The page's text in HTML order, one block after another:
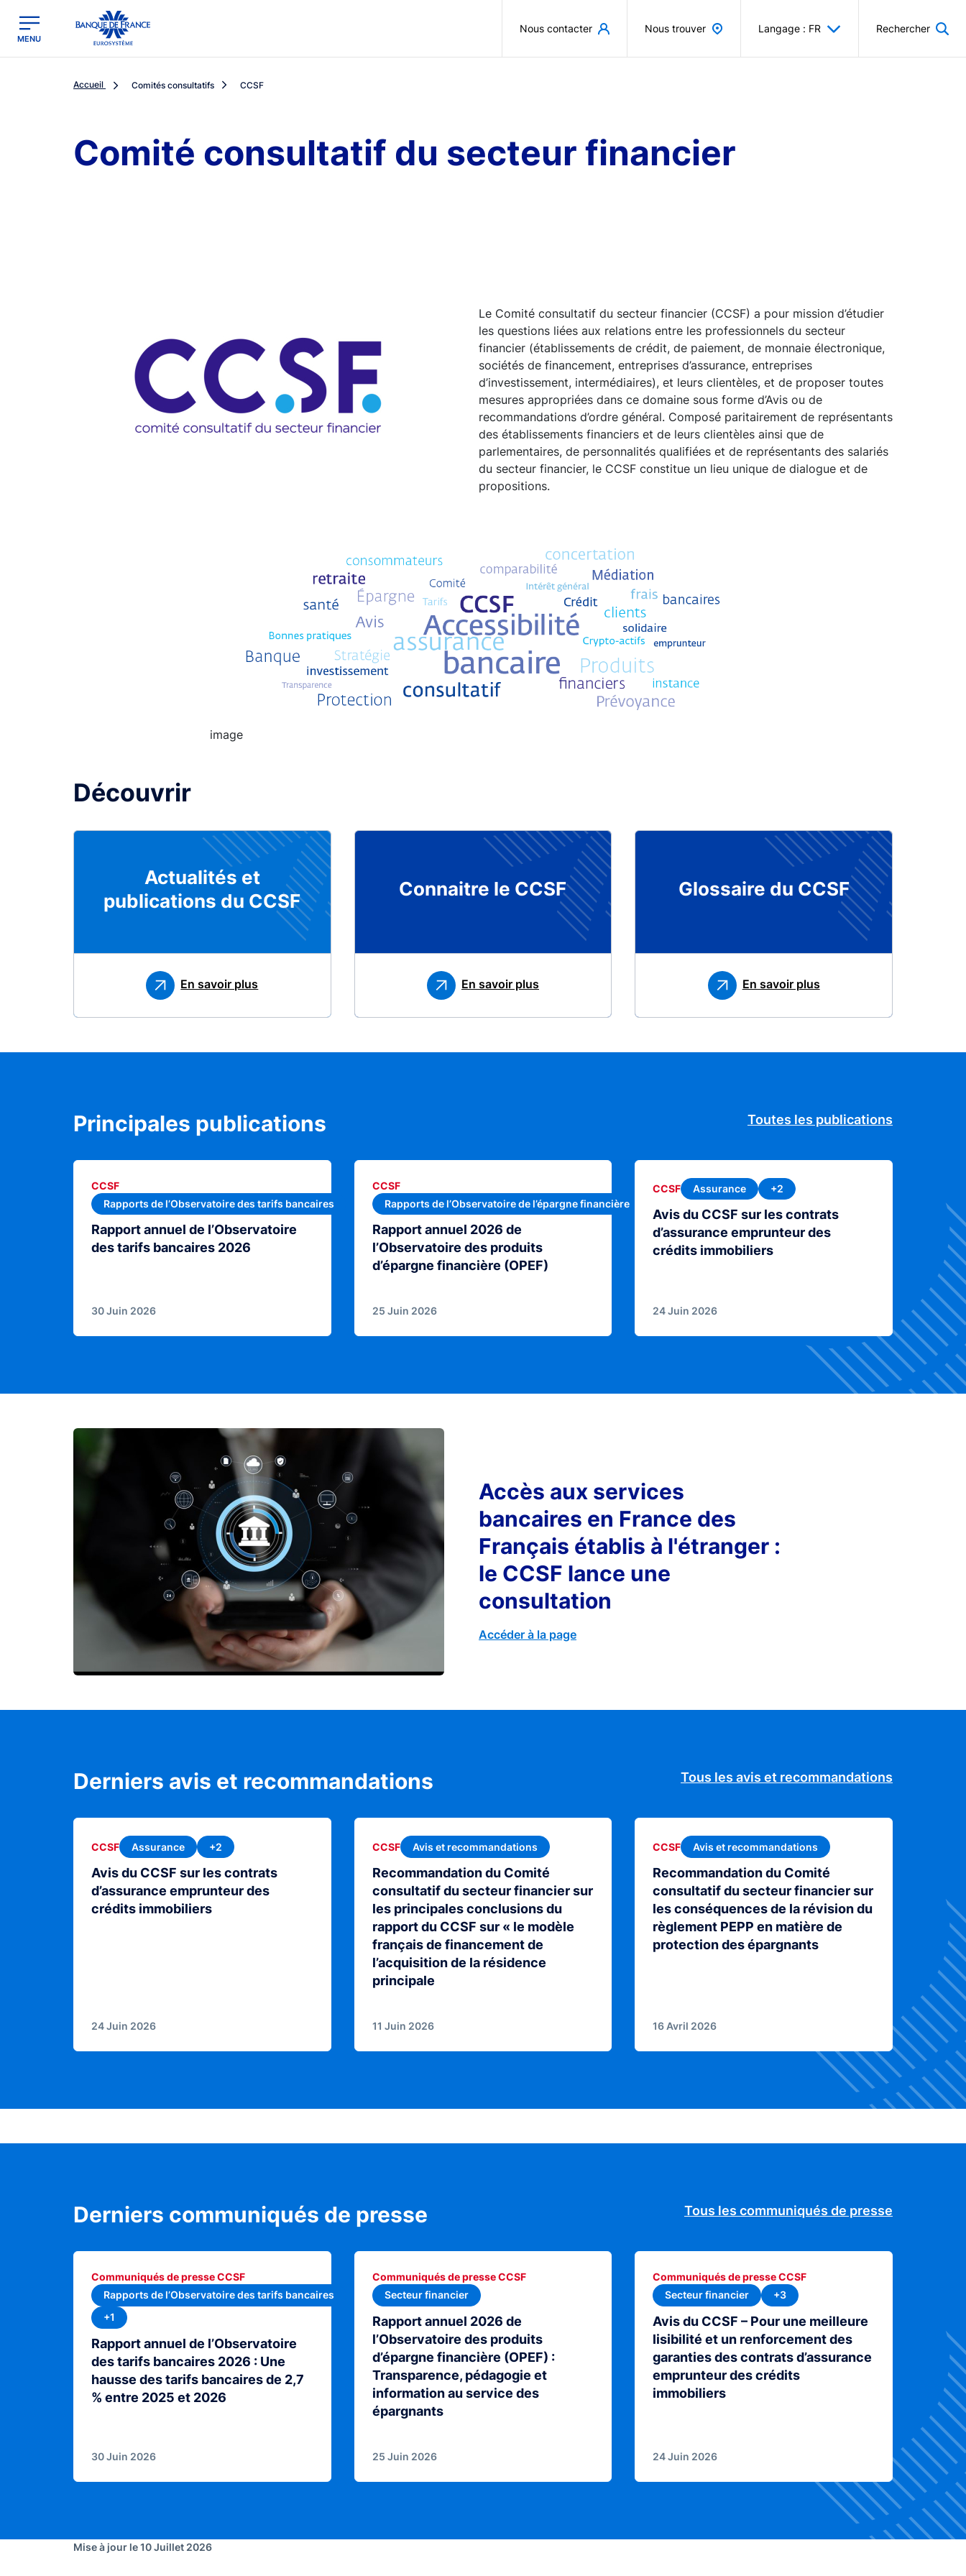
Banque de France - Menu Principal
MENU
Nous contacter Nous trouver Langage : FR Rechercher
Accueil Comités consultatifs CCSF
Comité consultatif du secteur financier
Le Comité consultatif du secteur financier (CCSF) a pour mission d’étudier
les questions liées aux relations entre les professionnels du secteur
financier (établissements de crédit, de paiement, de monnaie électronique,
sociétés de financement, entreprises d’assurance, entreprises
d’investissement, intermédiaires), et leurs clientèles, et de proposer toutes
mesures appropriées dans ce domaine sous forme d’Avis ou de
recommandations d’ordre général. Composé paritairement de représentants
des établissements financiers et de leurs clientèles ainsi que de
parlementaires, de personnalités qualifiées et de représentants des salariés
du secteur financier, le CCSF constitue un lieu unique de dialogue et de
propositions.
image
Découvrir
Actualités et
publications du CCSF
En savoir plus
Connaitre le CCSF
En savoir plus
Glossaire du CCSF
En savoir plus
Principales publications Toutes les publications
Rapport annuel de l’Observatoire
des tarifs bancaires 2026
CCSF
Rapports de l’Observatoire des tarifs bancaires
30 Juin 2026
Rapport annuel 2026 de
l’Observatoire des produits
d’épargne financière (OPEF)
CCSF
Rapports de l’Observatoire de l’épargne financière
25 Juin 2026
Avis du CCSF sur les contrats
d’assurance emprunteur des
crédits immobiliers
CCSF Assurance +2
24 Juin 2026
Accès aux services
bancaires en France des
Français établis à l'étranger :
le CCSF lance une
consultation
Accéder à la page
Derniers avis et recommandations Tous les avis et recommandations
Avis du CCSF sur les contrats
d’assurance emprunteur des
crédits immobiliers
CCSF Assurance +2
24 Juin 2026
Recommandation du Comité
consultatif du secteur financier sur
les principales conclusions du
rapport du CCSF sur « le modèle
français de financement de
l’acquisition de la résidence
principale
CCSF Avis et recommandations
11 Juin 2026
Recommandation du Comité
consultatif du secteur financier sur
les conséquences de la révision du
règlement PEPP en matière de
protection des épargnants
CCSF Avis et recommandations
16 Avril 2026
Derniers communiqués de presse Tous les communiqués de presse
Rapport annuel de l’Observatoire
des tarifs bancaires 2026 : Une
hausse des tarifs bancaires de 2,7
% entre 2025 et 2026
Communiqués de presse CCSF
Rapports de l’Observatoire des tarifs bancaires
+1
30 Juin 2026
Rapport annuel 2026 de
l’Observatoire des produits
d’épargne financière (OPEF) :
Transparence, pédagogie et
information au service des
épargnants
Communiqués de presse CCSF
Secteur financier
25 Juin 2026
Avis du CCSF – Pour une meilleure
lisibilité et un renforcement des
garanties des contrats d’assurance
emprunteur des crédits
immobiliers
Communiqués de presse CCSF
Secteur financier
+3
24 Juin 2026
Mise à jour le 10 Juillet 2026